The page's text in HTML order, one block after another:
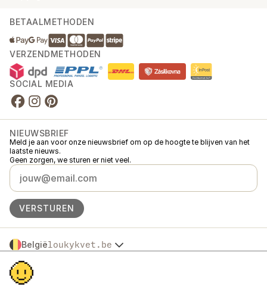
BETAALMETHODEN
VERZENDMETHODEN
SOCIAL MEDIA
NIEUWSBRIEF
Meld je aan voor onze nieuwsbrief om op de hoogte te blijven van het
laatste nieuws.
Geen zorgen, we sturen er niet veel.
VERSTUREN
Belgiëloukykvet.be
Slovensko
Polska
© 2016 →
Loukykvět s.r.o. staat ingeschreven in het handelsregister van de